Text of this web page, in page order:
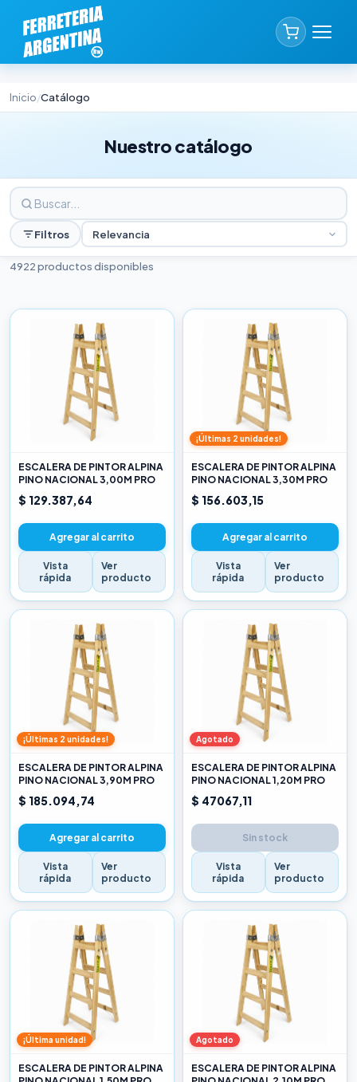
Inicio/Catálogo
Nuestro catálogo
Filtros Relevancia
4922 productos disponibles
ESCALERA DE PINTOR ALPINA
PINO NACIONAL 3,00M PRO
$ 129.387,64
Agregar al carrito
Vista
rápida
Ver
producto
¡Últimas 2 unidades!
ESCALERA DE PINTOR ALPINA
PINO NACIONAL 3,30M PRO
$ 156.603,15
Agregar al carrito
Vista
rápida
Ver
producto
¡Últimas 2 unidades!
ESCALERA DE PINTOR ALPINA
PINO NACIONAL 3,90M PRO
$ 185.094,74
Agregar al carrito
Vista
rápida
Ver
producto
Agotado
ESCALERA DE PINTOR ALPINA
PINO NACIONAL 1,20M PRO
$ 47067,11
Sin stock
Vista
rápida
Ver
producto
¡Última unidad!
ESCALERA DE PINTOR ALPINA
Agotado
ESCALERA DE PINTOR ALPINA